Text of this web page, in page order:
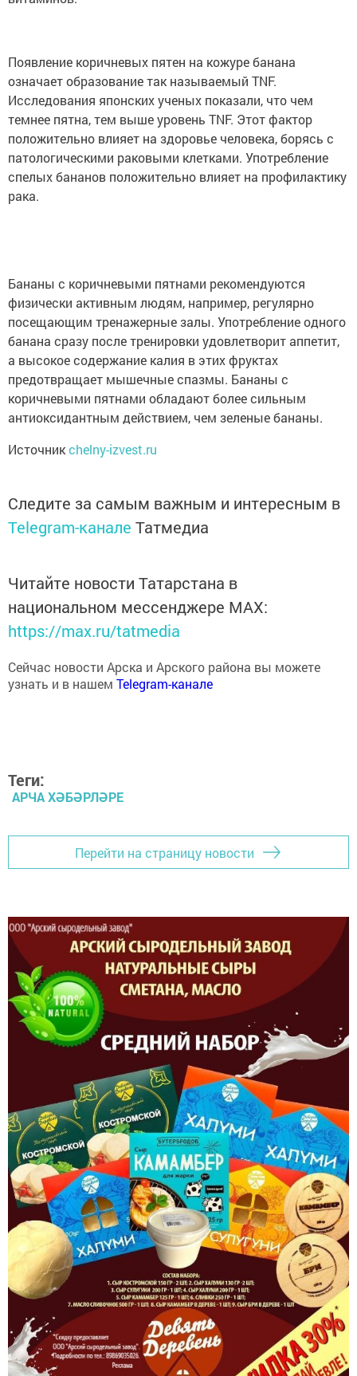
Появление коричневых пятен на кожуре банана
означает образование так называемый TNF.
Исследования японских ученых показали, что чем
темнее пятна, тем выше уровень TNF. Этот фактор
положительно влияет на здоровье человека, борясь с
патологическими раковыми клетками. Употребление
спелых бананов положительно влияет на профилактику
рака.
Бананы с коричневыми пятнами рекомендуются
физически активным людям, например, регулярно
посещающим тренажерные залы. Употребление одного
банана сразу после тренировки удовлетворит аппетит,
а высокое содержание калия в этих фруктах
предотвращает мышечные спазмы. Бананы с
коричневыми пятнами обладают более сильным
антиоксидантным действием, чем зеленые бананы.
Источник chelny-izvest.ru
Следите за самым важным и интересным в
Telegram-канале Татмедиа
Читайте новости Татарстана в
национальном мессенджере MАХ:
https://max.ru/tatmedia
Сейчас новости Арска и Арского района вы можете
узнать и в нашемTelegram-канале
Теги:
АРЧА ХӘБӘРЛӘРЕ
Перейти на страницу новости